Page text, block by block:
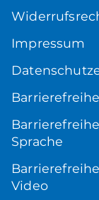
Impressum
Sprache
Video